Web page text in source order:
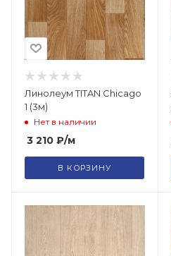
Линолеум TITAN Chicago
1 (3м)
Нет в наличии
3 210 ₽/м
В КОРЗИНУ